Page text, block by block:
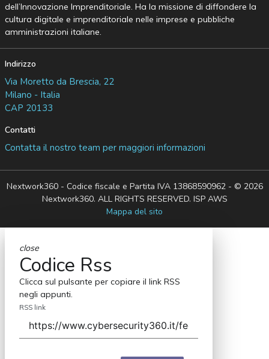
dell’Innovazione Imprenditoriale. Ha la missione di diffondere la
cultura digitale e imprenditoriale nelle imprese e pubbliche
amministrazioni italiane.
Indirizzo
Via Moretto da Brescia, 22
Milano - Italia
CAP 20133
Contatti
Contatta il nostro team per maggiori informazioni
Nextwork360 - Codice fiscale e Partita IVA 13868590962 - © 2026
Nextwork360. ALL RIGHTS RESERVED. ISP AWS
Mappa del sito
close
Codice Rss
Clicca sul pulsante per copiare il link RSS
negli appunti.
RSS link